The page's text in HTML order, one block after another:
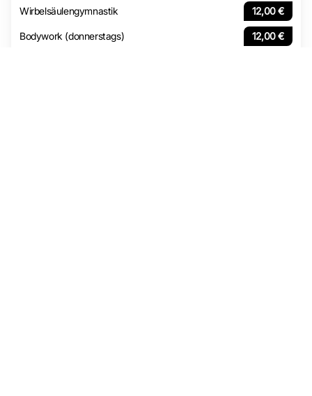
Wirbelsäulengymnastik 12,00 €
Bodywork (donnerstags) 12,00 €